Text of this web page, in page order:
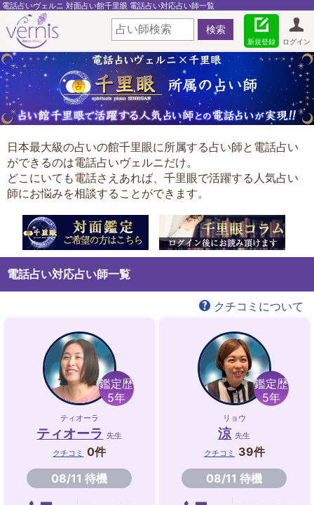
電話占いヴェルニ 対面占い館千里眼 電話占い対応占い師一覧
ログイン
新規登録
日本最大級の占いの館千里眼に所属する占い師と電話占い
ができるのは電話占いヴェルニだけ。
どこにいても電話さえあれば、千里眼で活躍する人気占い
師にお悩みを相談することができます。
電話占い対応占い師一覧
クチコミについて
鑑定歴
5年
ティオーラ
ティオーラ 先生
クチコミ
0件
08/11 待機
鑑定歴
5年
リョウ
涼 先生
クチコミ
39件
08/11 待機